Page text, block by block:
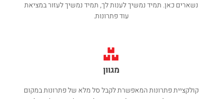
נשארים כאן. תמיד נמשיך לענות לך, תמיד נמשיך לעזור במציאת
עוד פתרונות.
מגוון
קולקציית פתרונות המאפשרת לקבל סל מלא של פתרונות במקום